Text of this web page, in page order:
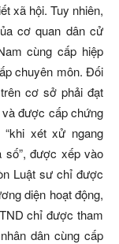
xã hội. Tuy nhiên,
cơ quan dân cử
cùng cấp hiệp
chuyên môn. Đối
cơ sở phải đạt
được cấp chứng
xét xử ngang
số”, được xếp vào
Luật sư chỉ được
diện hoạt động,
chỉ được tham
dân cùng cấp